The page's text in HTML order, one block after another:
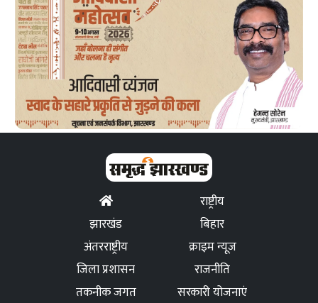
राष्ट्रीय
झारखंड
बिहार
अंतरराष्ट्रीय
क्राइम न्यूज
जिला प्रशासन
राजनीति
तकनीक जगत
सरकारी योजनाएं